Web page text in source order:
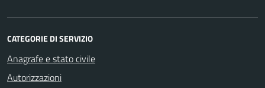
CATEGORIE DI SERVIZIO
Anagrafe e stato civile
Autorizzazioni